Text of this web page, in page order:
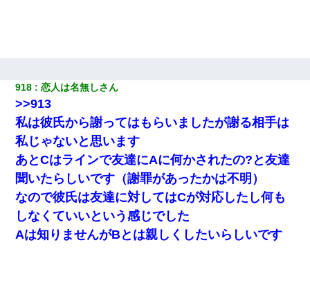
918 恋人は名無しさん
>>913
私は彼氏から謝ってはもらいましたが謝る相手は
私じゃないと思います
あとCはラインで友達にAに何かされたの?と友達
聞いたらしいです（謝罪があったかは不明）
なので彼氏は友達に対してはCが対応したし何も
しなくていいという感じでした
Aは知りませんがBとは親しくしたいらしいです